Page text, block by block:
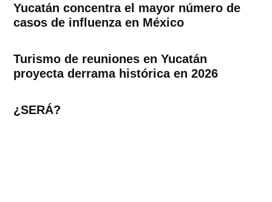
Yucatán concentra el mayor número de
casos de influenza en México
Turismo de reuniones en Yucatán
proyecta derrama histórica en 2026
¿SERÁ?